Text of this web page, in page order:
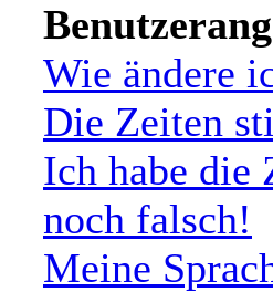
Wie ändere
Die Zeiten
Ich habe die
noch falsch!
Meine